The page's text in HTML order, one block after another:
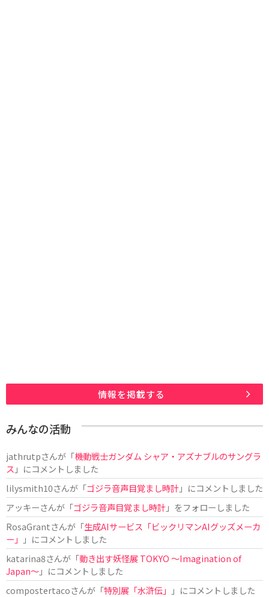
情報を掲載する
みんなの活動
jathrutpさんが「機動戦士ガンダム シャア・アズナブルのサングラ
ス 」にコメントしました
lilysmith10さんが「ゴジラ音声目覚まし時計」にコメントしました
アッキーさんが「ゴジラ音声目覚まし時計」をフォローしました
RosaGrantさんが「生成AIサービス「ビックリマンAIグッズメーカ
ー」
」にコメントしました
katarina8さんが「動き出す妖怪展 TOKYO 〜Imagination of
Japan〜」にコメントしました
compostertacoさんが「特別展「水滸伝」
」にコメントしました